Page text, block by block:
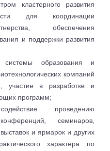
кластерного развития
для координации
обеспечения
и поддержки развития
системы образования и
компаний
участие в разработке и
программ;
проведению
семинаров,
и ярмарок и других
характера по